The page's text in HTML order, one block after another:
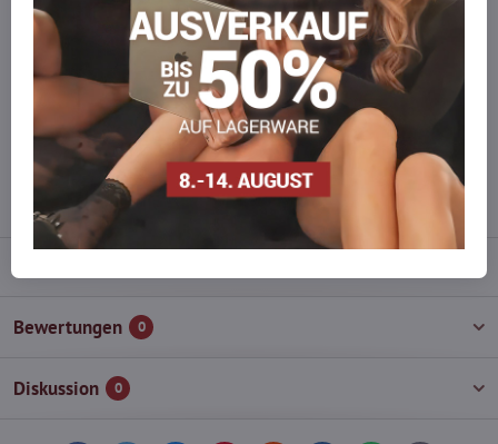
Möchten Sie mehr bestellen, als wir
auf Lager haben?
Zögern Sie nicht, uns zu kontaktieren, wir füllen die Ware für Sie
wieder auf!
info​@everlady​.eu
Bewertungen 0
Diskussion 0